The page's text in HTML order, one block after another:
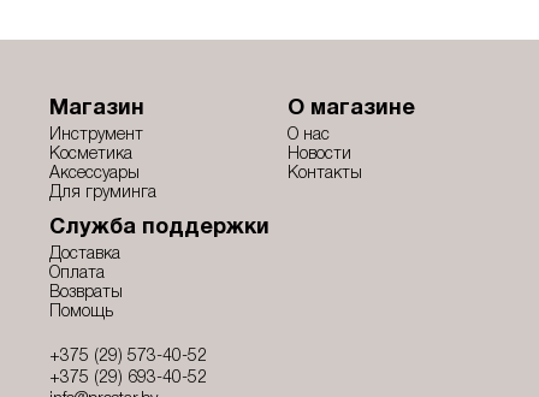
Магазин
Инструмент
Косметика
Аксессуары
Для груминга
О магазине
О нас
Новости
Контакты
Служба поддержки
Доставка
Оплата
Возвраты
Помощь
+375 (29) 573-40-52
+375 (29) 693-40-52